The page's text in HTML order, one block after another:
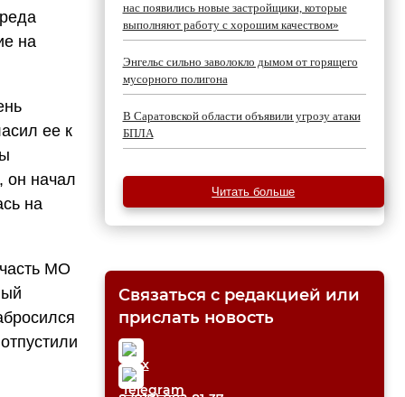
на
ее к
он начал
на
МО
нас появились новые застройщики, которые
выполняют работу с хорошим качеством»
Энгельс сильно заволокло дымом от горящего
мусорного полигона
В Саратовской области объявили угрозу атаки
БПЛА
Читать больше
Связаться с редакцией или
прислать новость